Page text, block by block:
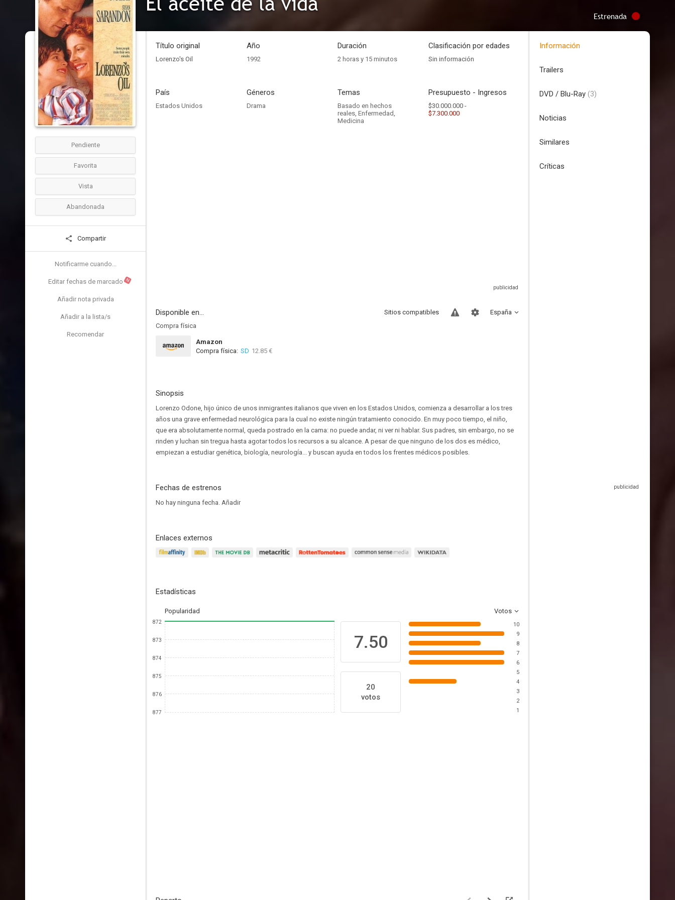
Estrenada
Pendiente
Favorita
Vista
Abandonada
Compartir
Notificarme cuando...
Editar fechas de marcado N
Añadir nota privada
Añadir a la lista/s
Recomendar
Título original
Lorenzo's Oil
Año
1992
Duración
2 horas y 15 minutos
Clasificación por edades
Sin información
País
Estados Unidos
Géneros
Drama
Temas
Basado en hechos
reales, Enfermedad,
Medicina
Presupuesto - Ingresos
$30.000.000 -
$7.300.000
Disponible en... España
Sitios compatibles
Compra física
Amazon
Compra física: SD 12.85 €
Sinopsis
Lorenzo Odone, hijo único de unos inmigrantes italianos que viven en los Estados Unidos, comienza a desarrollar a los tres
años una grave enfermedad neurológica para la cual no existe ningún tratamiento conocido. En muy poco tiempo, el niño,
que era absolutamente normal, queda postrado en la cama: no puede andar, ni ver ni hablar. Sus padres, sin embargo, no se
rinden y luchan sin tregua hasta agotar todos los recursos a su alcance. A pesar de que ninguno de los dos es médico,
empiezan a estudiar genética, biología, neurología... y buscan ayuda en todos los frentes médicos posibles.
Fechas de estrenos
No hay ninguna fecha. Añadir
Enlaces externos
Estadísticas
Popularidad Votos
872
873
874
875
876
877
7.50
20
votos
10
9
8
7
6
5
4
3
2
1
Información
Trailers
DVD / Blu-Ray (3)
Noticias
Similares
Críticas